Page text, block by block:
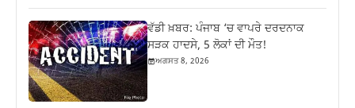
ਵੱਡੀ ਖ਼ਬਰ: ਪੰਜਾਬ ‘ਚ ਵਾਪਰੇ ਦਰਦਨਾਕ
ਸੜਕ ਹਾਦਸੇ, 5 ਲੋਕਾਂ ਦੀ ਮੌਤ!
ਅਗਸਤ 8, 2026